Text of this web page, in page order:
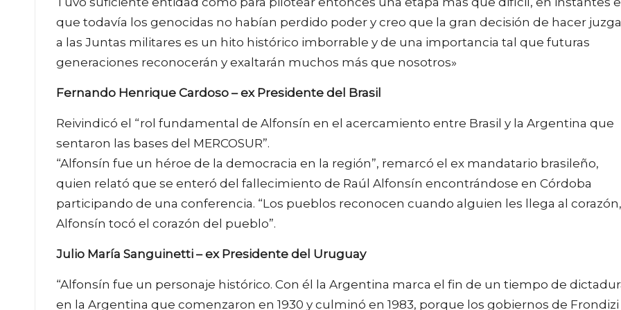
que todavía los genocidas no habían perdido poder y creo que la gran decisión de hacer
a las Juntas militares es un hito histórico imborrable y de una importancia tal que futuras
generaciones reconocerán y exaltarán muchos más que nosotros»
Fernando Henrique Cardoso – ex Presidente del Brasil
Reivindicó el “rol fundamental de Alfonsín en el acercamiento entre Brasil y la Argentina que
sentaron las bases del MERCOSUR”.
“Alfonsín fue un héroe de la democracia en la región”, remarcó el ex mandatario brasileño,
quien relató que se enteró del fallecimiento de Raúl Alfonsín encontrándose en Córdoba
participando de una conferencia. “Los pueblos reconocen cuando alguien les llega al corazón,
Alfonsín tocó el corazón del pueblo”.
Julio María Sanguinetti – ex Presidente del Uruguay
“Alfonsín fue un personaje histórico. Con él la Argentina marca el fin de un tiempo de
en la Argentina que comenzaron en 1930 y culminó en 1983, porque los gobiernos de Frondizi